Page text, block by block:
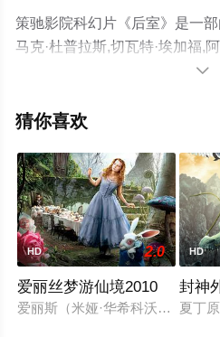
策驰影院科幻片《后室》是一部
马克·杜普拉斯,切瓦特·埃加福,
托比·哈格雷夫,雷娜特·赖因斯
员精彩演绎的美国电影，手机免
影、电视猫或剧情网等平台了

猜你喜欢
HD 2.0
爱丽丝梦游仙境2010
爱丽斯（米娅·华希科沃斯卡 Mia
HD
封神
夏丁